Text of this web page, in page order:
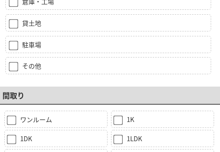
貸土地
駐車場
その他
間取り
ワンルーム 1K
1DK 1LDK